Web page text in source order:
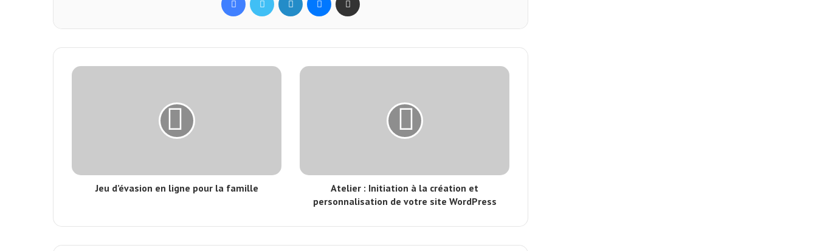
Jeu d’évasion en ligne pour la famille
Atelier : Initiation à la création et
personnalisation de votre site WordPress